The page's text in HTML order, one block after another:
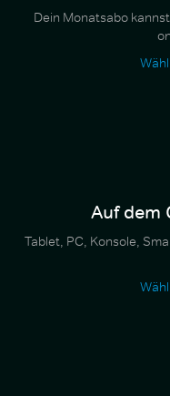
Dein Monatsabo
Auf dem
Tablet, PC, Konsole,